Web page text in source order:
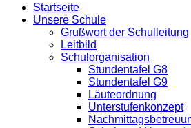
Startseite
Unsere Schule
Grußwort der Schulleitung
Leitbild
Schulorganisation
Stundentafel G8
Stundentafel G9
Läuteordnung
Unterstufenkonzept